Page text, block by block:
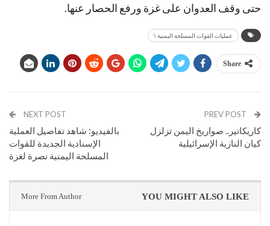
حتى وقف العدوان على غزة ورفع الحصار عنها.
عمليات القوات المسلحة اليمنية \
Share
كاريكاتير.. صواريخ اليمن تزلزل
كيان النازية الإسرائيلية
NEXT POST
بالفيديو: شاهد تفاصيل العملية
الإسنادية الجديدة للقوات
المسلحة اليمنية نصرة لغزة
YOU MIGHT ALSO LIKE
More From Author